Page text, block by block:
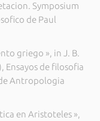
Symposium
de Paul
griego », in J. B.
Ensayos de filosofia
Antropologia
en Aristoteles »,